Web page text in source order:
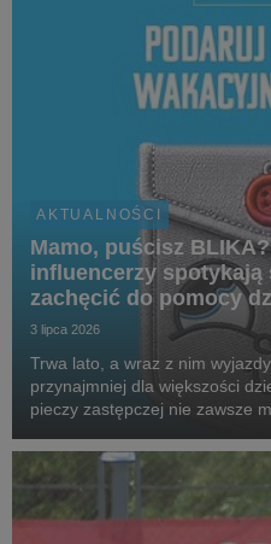
AKTUALNOŚCI
Mamo, puścisz
influencerzy spotykają
zachęcić do pomocy
3 lipca 2026
Trwa lato, a wraz z nim
przynajmniej dla większości
pieczy zastępczej nie zawsze
SOS Wiosek Dziecięcych,